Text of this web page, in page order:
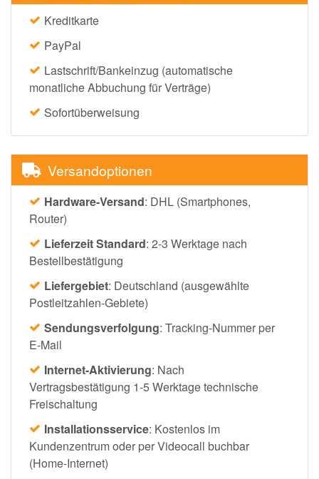
Kreditkarte
PayPal
Lastschrift/Bankeinzug (automatische
monatliche Abbuchung für Verträge)
Sofortüberweisung
Versandoptionen
Hardware-Versand: DHL (Smartphones,
Router)
Lieferzeit Standard: 2-3 Werktage nach
Bestellbestätigung
Liefergebiet: Deutschland (ausgewählte
Postleitzahlen-Gebiete)
Sendungsverfolgung: Tracking-Nummer per
E-Mail
Internet-Aktivierung: Nach
Vertragsbestätigung 1-5 Werktage technische
Freischaltung
Installationsservice: Kostenlos im
Kundenzentrum oder per Videocall buchbar
(Home-Internet)